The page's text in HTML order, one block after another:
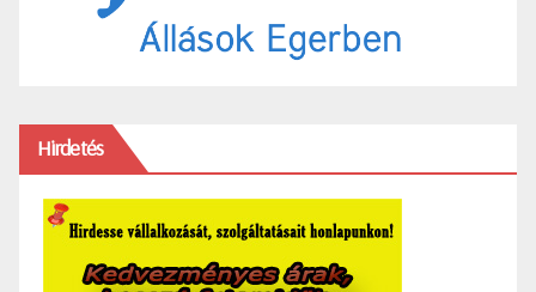
Hirdetés